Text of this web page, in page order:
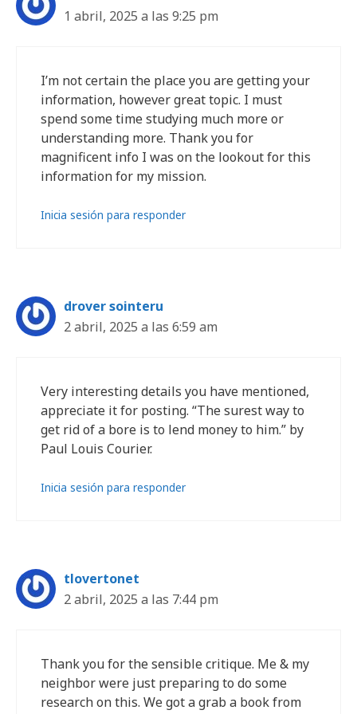
1 abril, 2025 a las 9:25 pm
I’m not certain the place you are getting your
information, however great topic. I must
spend some time studying much more or
understanding more. Thank you for
magnificent info I was on the lookout for this
information for my mission.
Inicia sesión para responder
drover sointeru
2 abril, 2025 a las 6:59 am
Very interesting details you have mentioned,
appreciate it for posting. “The surest way to
get rid of a bore is to lend money to him.” by
Paul Louis Courier.
Inicia sesión para responder
tlovertonet
2 abril, 2025 a las 7:44 pm
Thank you for the sensible critique. Me & my
neighbor were just preparing to do some
research on this. We got a grab a book from